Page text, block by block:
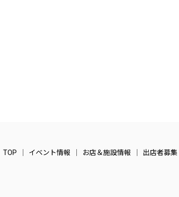
TOP イベント情報 お店＆施設情報 出店者募集